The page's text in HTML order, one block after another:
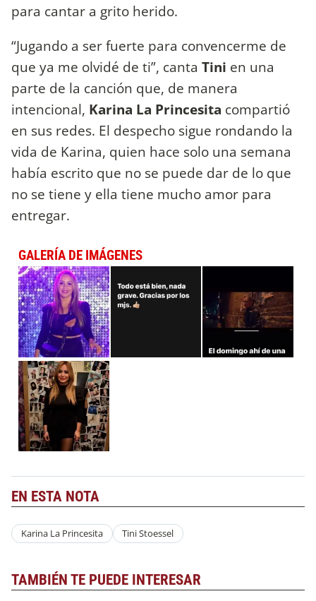
para cantar a grito herido.
“Jugando a ser fuerte para convencerme de
que ya me olvidé de ti”, canta Tini en una
parte de la canción que, de manera
intencional, Karina La Princesita compartió
en sus redes. El despecho sigue rondando la
vida de Karina, quien hace solo una semana
había escrito que no se puede dar de lo que
no se tiene y ella tiene mucho amor para
entregar.
GALERÍA DE IMÁGENES
EN ESTA NOTA
Karina La Princesita Tini Stoessel
TAMBIÉN TE PUEDE INTERESAR